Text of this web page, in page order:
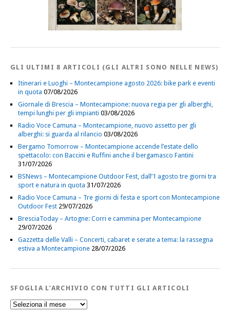
GLI ULTIMI 8 ARTICOLI (GLI ALTRI SONO NELLE NEWS)
Itinerari e Luoghi – Montecampione agosto 2026: bike park e eventi
in quota 07/08/2026
Giornale di Brescia – Montecampione: nuova regia per gli alberghi,
tempi lunghi per gli impianti 03/08/2026
Radio Voce Camuna – Montecampione, nuovo assetto per gli
alberghi: si guarda al rilancio 03/08/2026
Bergamo Tomorrow – Montecampione accende l’estate dello
spettacolo: con Baccini e Ruffini anche il bergamasco Fantini
31/07/2026
BSNews – Montecampione Outdoor Fest, dall’1 agosto tre giorni tra
sport e natura in quota 31/07/2026
Radio Voce Camuna – Tre giorni di festa e sport con Montecampione
Outdoor Fest 29/07/2026
BresciaToday – Artogne: Corri e cammina per Montecampione
29/07/2026
Gazzetta delle Valli – Concerti, cabaret e serate a tema: la rassegna
estiva a Montecampione 28/07/2026
SFOGLIA L’ARCHIVIO CON TUTTI GLI ARTICOLI
Sfoglia
l’Archivio